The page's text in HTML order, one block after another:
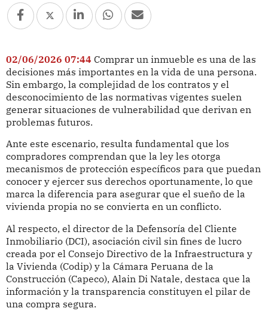
02/06/2026 07:44 Comprar un inmueble es una de las
decisiones más importantes en la vida de una persona.
Sin embargo, la complejidad de los contratos y el
desconocimiento de las normativas vigentes suelen
generar situaciones de vulnerabilidad que derivan en
problemas futuros.
Ante este escenario, resulta fundamental que los
compradores comprendan que la ley les otorga
mecanismos de protección específicos para que puedan
conocer y ejercer sus derechos oportunamente, lo que
marca la diferencia para asegurar que el sueño de la
vivienda propia no se convierta en un conflicto.
Al respecto, el director de la Defensoría del Cliente
Inmobiliario (DCI), asociación civil sin fines de lucro
creada por el Consejo Directivo de la Infraestructura y
la Vivienda (Codip) y la Cámara Peruana de la
Construcción (Capeco), Alain Di Natale, destaca que la
información y la transparencia constituyen el pilar de
una compra segura.